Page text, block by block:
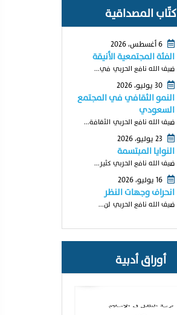
كتّاب المصداقية
الفئة المجتمعية الأنيقة
ضيف الله نافع الحربي في...
النمو الثقافي في المجتمع
السعودي
ضيف الله نافع الحربي الثقافة...
النوايا المبتسمة
ضيف الله نافع الحربي كثير...
انحراف وجهات النظر
ضيف الله نافع الحربي لن...
أوراق أدبية